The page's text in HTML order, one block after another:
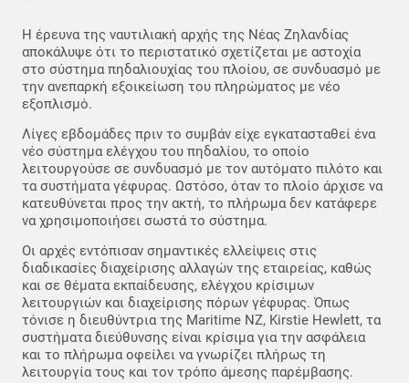
Η έρευνα της ναυτιλιακή αρχής της Νέας Ζηλανδίας
αποκάλυψε ότι το περιστατικό σχετίζεται με αστοχία
στο σύστημα πηδαλιουχίας του πλοίου, σε συνδυασμό με
την ανεπαρκή εξοικείωση του πληρώματος με νέο
εξοπλισμό.
Λίγες εβδομάδες πριν το συμβάν είχε εγκατασταθεί ένα
νέο σύστημα ελέγχου του πηδαλίου, το οποίο
λειτουργούσε σε συνδυασμό με τον αυτόματο πιλότο και
τα συστήματα γέφυρας. Ωστόσο, όταν το πλοίο άρχισε να
κατευθύνεται προς την ακτή, το πλήρωμα δεν κατάφερε
να χρησιμοποιήσει σωστά το σύστημα.
Οι αρχές εντόπισαν σημαντικές ελλείψεις στις
διαδικασίες διαχείρισης αλλαγών της εταιρείας, καθώς
και σε θέματα εκπαίδευσης, ελέγχου κρίσιμων
λειτουργιών και διαχείρισης πόρων γέφυρας. Όπως
τόνισε η διευθύντρια της Maritime NZ, Kirstie Hewlett, τα
συστήματα διεύθυνσης είναι κρίσιμα για την ασφάλεια
και το πλήρωμα οφείλει να γνωρίζει πλήρως τη
λειτουργία τους και τον τρόπο άμεσης παρέμβασης.